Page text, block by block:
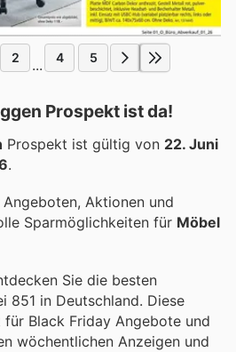
2 ... 4 5
Prospekt ist da!
Prospekt ist gültig von 22. Juni
.
Aktionen und
Sparmöglichkeiten für Möbel
Sie die besten
851 in Deutschland. Diese
Black Friday Angebote und
wöchentlichen Anzeigen und